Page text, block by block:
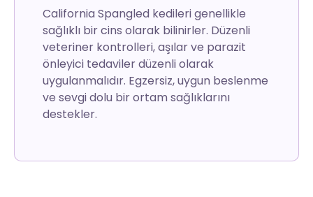
California Spangled kedileri genellikle
sağlıklı bir cins olarak bilinirler. Düzenli
veteriner kontrolleri, aşılar ve parazit
önleyici tedaviler düzenli olarak
uygulanmalıdır. Egzersiz, uygun beslenme
ve sevgi dolu bir ortam sağlıklarını
destekler.